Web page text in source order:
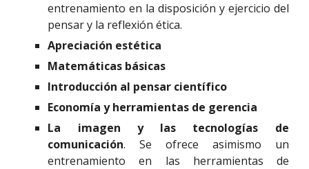
entrenamiento en la disposición y ejercicio del
pensar y la reflexión ética.
Apreciación estética
Matemáticas básicas
Introducción al pensar científico
Economía y herramientas de gerencia
La imagen y las tecnologías de
comunicación.
Se ofrece asimismo un
entrenamiento en las herramientas de